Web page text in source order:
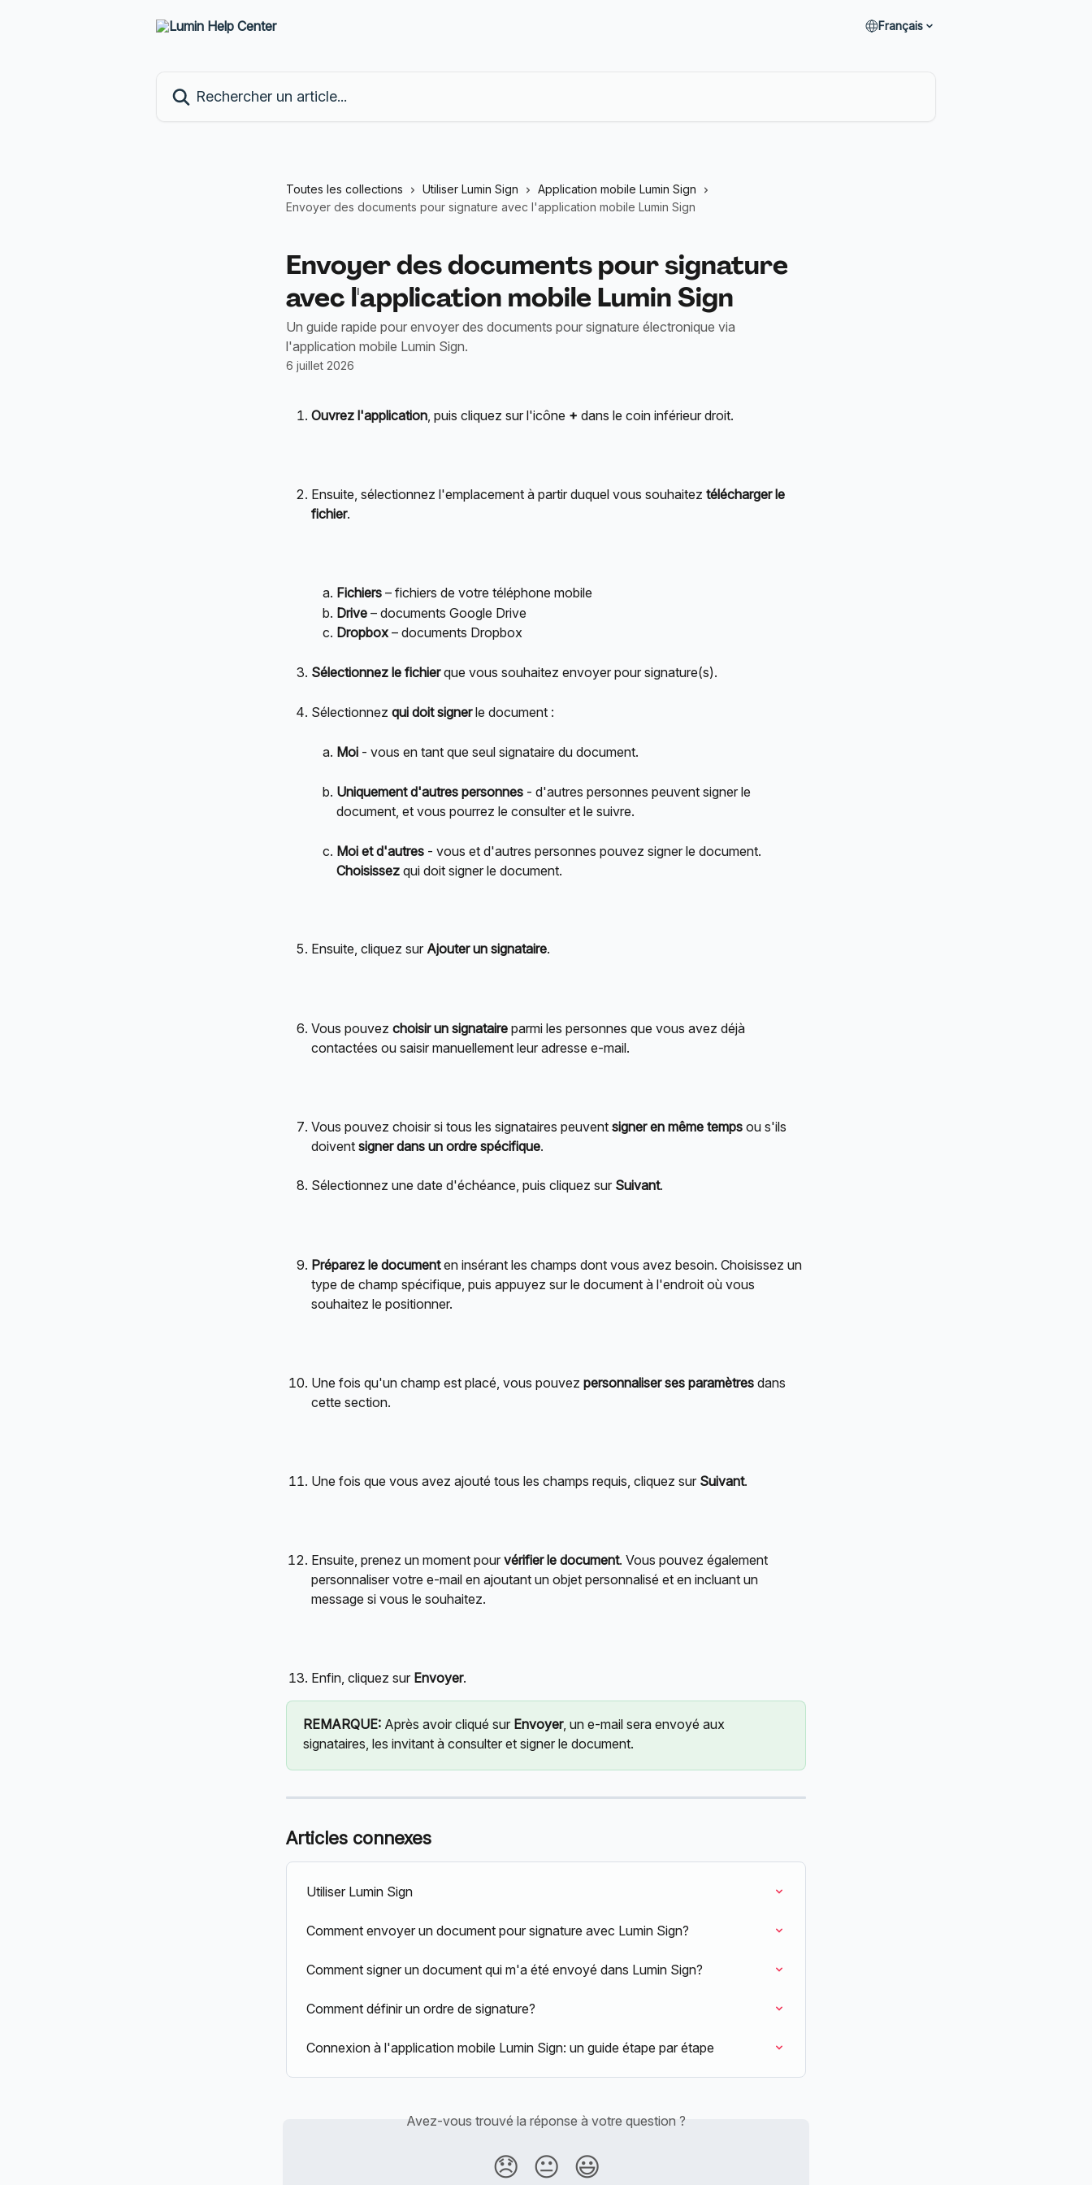
Français
Toutes les collections Utiliser Lumin Sign
Application mobile Lumin Sign
Envoyer des documents pour signature avec l'application mobile Lumin Sign
Envoyer des documents pour signature
avec l'application mobile Lumin Sign
Un guide rapide pour envoyer des documents pour signature électronique via
l'application mobile Lumin Sign.
6 juillet 2026
Ouvrez l'application, puis cliquez sur l'icône + dans le coin inférieur droit.
Ensuite, sélectionnez l'emplacement à partir duquel vous souhaitez télécharger le
fichier.
Fichiers – fichiers de votre téléphone mobile
Drive – documents Google Drive
Dropbox – documents Dropbox
Sélectionnez le fichier que vous souhaitez envoyer pour signature(s).
Sélectionnez qui doit signer le document :
Moi - vous en tant que seul signataire du document.
Uniquement d'autres personnes - d'autres personnes peuvent signer le
document, et vous pourrez le consulter et le suivre.
Moi et d'autres - vous et d'autres personnes pouvez signer le document.
Choisissez qui doit signer le document.
Ensuite, cliquez sur Ajouter un signataire.
Vous pouvez choisir un signataire parmi les personnes que vous avez déjà
contactées ou saisir manuellement leur adresse e-mail.
Vous pouvez choisir si tous les signataires peuvent signer en même temps ou s'ils
doivent signer dans un ordre spécifique.
Sélectionnez une date d'échéance, puis cliquez sur Suivant.
Préparez le document en insérant les champs dont vous avez besoin. Choisissez un
type de champ spécifique, puis appuyez sur le document à l'endroit où vous
souhaitez le positionner.
Une fois qu'un champ est placé, vous pouvez personnaliser ses paramètres dans
cette section.
Une fois que vous avez ajouté tous les champs requis, cliquez sur Suivant.
Ensuite, prenez un moment pour vérifier le document. Vous pouvez également
personnaliser votre e-mail en ajoutant un objet personnalisé et en incluant un
message si vous le souhaitez.
Enfin, cliquez sur Envoyer.
REMARQUE: Après avoir cliqué sur Envoyer, un e-mail sera envoyé aux
signataires, les invitant à consulter et signer le document.
Articles connexes
Utiliser Lumin Sign
Comment envoyer un document pour signature avec Lumin Sign?
Comment signer un document qui m'a été envoyé dans Lumin Sign?
Comment définir un ordre de signature?
Connexion à l'application mobile Lumin Sign: un guide étape par étape
Avez-vous trouvé la réponse à votre question ?
😞 😐 😃